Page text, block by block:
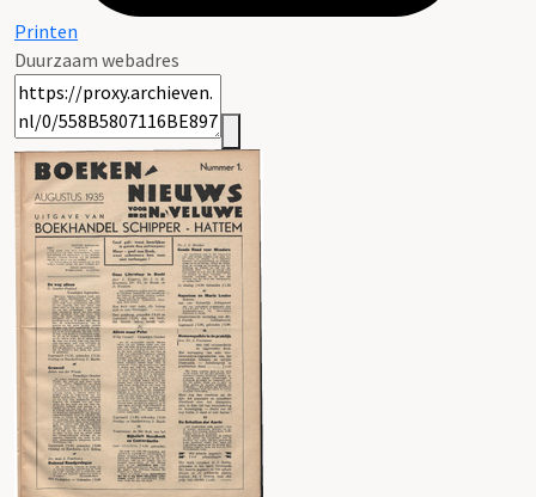
Printen
Duurzaam webadres